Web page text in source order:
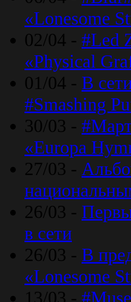
«Lonesome
02/04 - #Led
«Physical
01/04 - В
#Smashing
30/03 -
«Europa
27/03 -
26/03 -
в сети
26/03 - В
«Lonesome